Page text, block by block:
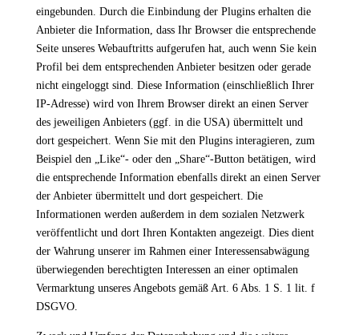
eingebunden. Durch die Einbindung der Plugins erhalten die
Anbieter die Information, dass Ihr Browser die entsprechende
Seite unseres Webauftritts aufgerufen hat, auch wenn Sie kein
Profil bei dem entsprechenden Anbieter besitzen oder gerade
nicht eingeloggt sind. Diese Information (einschließlich Ihrer
IP-Adresse) wird von Ihrem Browser direkt an einen Server
des jeweiligen Anbieters (ggf. in die USA) übermittelt und
dort gespeichert. Wenn Sie mit den Plugins interagieren, zum
Beispiel den „Like“- oder den „Share“-Button betätigen, wird
die entsprechende Information ebenfalls direkt an einen Server
der Anbieter übermittelt und dort gespeichert. Die
Informationen werden außerdem in dem sozialen Netzwerk
veröffentlicht und dort Ihren Kontakten angezeigt. Dies dient
der Wahrung unserer im Rahmen einer Interessensabwägung
überwiegenden berechtigten Interessen an einer optimalen
Vermarktung unseres Angebots gemäß Art. 6 Abs. 1 S. 1 lit. f
DSGVO.